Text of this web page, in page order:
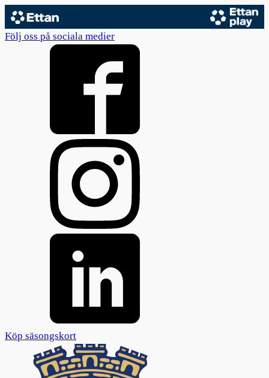
Följ oss på sociala medier
Köp säsongskort